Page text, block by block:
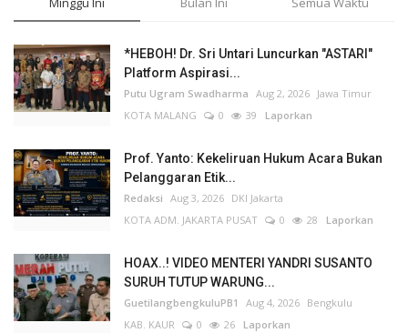
*HEBOH! Dr. Sri Untari Luncurkan "ASTARI"
Platform Aspirasi...
Putu Ugram Swadharma Aug 2, 2026 Jawa Timur
KOTA MALANG
0 39 Laporkan
Prof. Yanto: Kekeliruan Hukum Acara Bukan
Pelanggaran Etik...
Redaksi Aug 3, 2026 DKI Jakarta
KOTA ADM. JAKARTA PUSAT
0 28 Laporkan
HOAX..! VIDEO MENTERI YANDRI SUSANTO
SURUH TUTUP WARUNG...
GuetilangbengkuluPB1 Aug 4, 2026 Bengkulu
KAB. KAUR
0 26 Laporkan